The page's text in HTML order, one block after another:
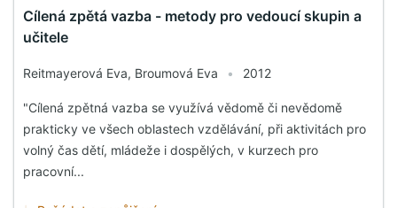
Cílená zpětá vazba - metody pro vedoucí skupin a
učitele
Reitmayerová Eva, Broumová Eva • 2012
"Cílená zpětná vazba se využívá vědomě či nevědomě
prakticky ve všech oblastech vzdělávání, při aktivitách pro
volný čas dětí, mládeže i dospělých, v kurzech pro
pracovní...